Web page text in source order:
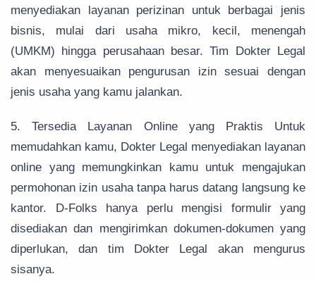
menyediakan layanan perizinan untuk berbagai jenis
bisnis, mulai dari usaha mikro, kecil, menengah
(UMKM) hingga perusahaan besar. Tim Dokter Legal
akan menyesuaikan pengurusan izin sesuai dengan
jenis usaha yang kamu jalankan.
5. Tersedia Layanan Online yang Praktis Untuk
memudahkan kamu, Dokter Legal menyediakan layanan
online yang memungkinkan kamu untuk mengajukan
permohonan izin usaha tanpa harus datang langsung ke
kantor. D-Folks hanya perlu mengisi formulir yang
disediakan dan mengirimkan dokumen-dokumen yang
diperlukan, dan tim Dokter Legal akan mengurus
sisanya.